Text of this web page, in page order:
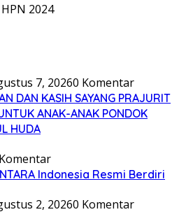
HPN 2024
7, 20260 Komentar
DAN KASIH SAYANG PRAJURIT
ANAK-ANAK PONDOK
HUDA
Indonesia Resmi Berdiri
2, 20260 Komentar